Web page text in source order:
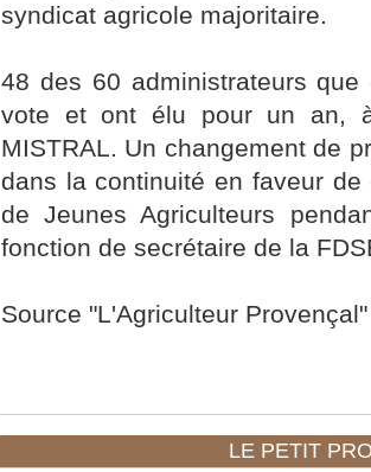
syndicat agricole majoritaire.
48 des 60 administrateurs
vote et ont élu pour un an,
MISTRAL. Un changement de
dans la continuité en faveur
de Jeunes Agriculteurs
fonction de secrétaire de la
Source "L'Agriculteur
LE PETIT